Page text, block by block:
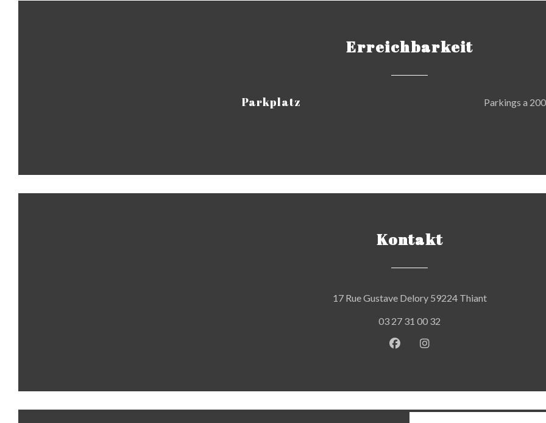
Erreichbarkeit
Parkplatz Parkings a
Kontakt
17 Rue Gustave Delory 59224 Thiant((öffnet ein
03 27 31 00 32
Facebook ((öffnet ein neues
Instagram ((öffnet ein